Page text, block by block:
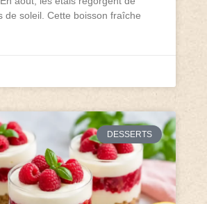
de soleil. Cette boisson fraîche
DESSERTS